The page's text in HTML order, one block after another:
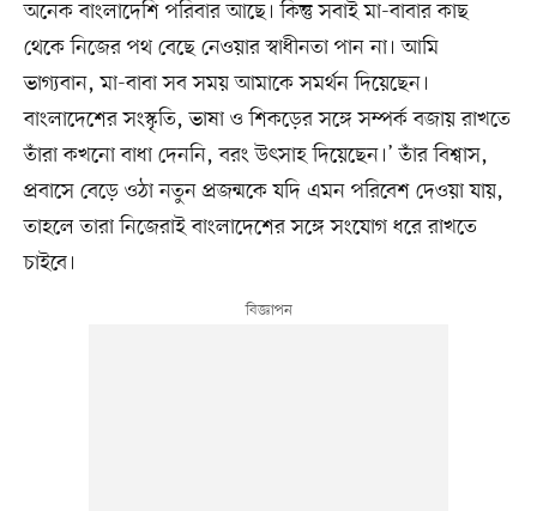
অনেক বাংলাদেশি পরিবার আছে। কিন্তু সবাই মা-বাবার কাছ
থেকে নিজের পথ বেছে নেওয়ার স্বাধীনতা পান না। আমি
ভাগ্যবান, মা-বাবা সব সময় আমাকে সমর্থন দিয়েছেন।
বাংলাদেশের সংস্কৃতি, ভাষা ও শিকড়ের সঙ্গে সম্পর্ক বজায় রাখতে
তাঁরা কখনো বাধা দেননি, বরং উৎসাহ দিয়েছেন।’ তাঁর বিশ্বাস,
প্রবাসে বেড়ে ওঠা নতুন প্রজন্মকে যদি এমন পরিবেশ দেওয়া যায়,
তাহলে তারা নিজেরাই বাংলাদেশের সঙ্গে সংযোগ ধরে রাখতে
চাইবে।